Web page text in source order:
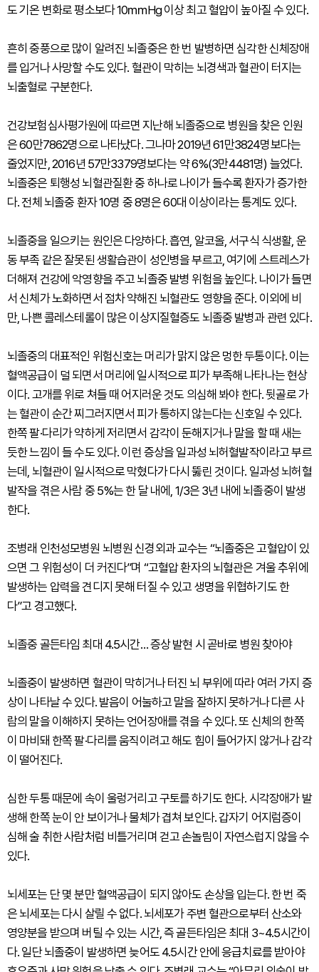
도 기온 변화로 평소보다 10㎜Hg 이상 최고 혈압이 높아질 수 있다.
흔히 중풍으로 많이 알려진 뇌졸중은 한 번 발병하면 심각한 신체장애
를 입거나 사망할 수도 있다. 혈관이 막히는 뇌경색과 혈관이 터지는
뇌출혈로 구분한다.
건강보험심사평가원에 따르면 지난해 뇌졸중으로 병원을 찾은 인원
은 60만7862명으로 나타났다. 그나마 2019년 61만3824명보다는
줄었지만, 2016년 57만3379명보다는 약 6%(3만4481명) 늘었다.
뇌졸중은 퇴행성 뇌혈관질환 중 하나로 나이가 들수록 환자가 증가한
다. 전체 뇌졸중 환자 10명 중 8명은 60대 이상이라는 통계도 있다.
뇌졸중을 일으키는 원인은 다양하다. 흡연, 알코올, 서구식 식생활, 운
동 부족 같은 잘못된 생활습관이 성인병을 부르고, 여기에 스트레스가
더해져 건강에 악영향을 주고 뇌졸중 발병 위험을 높인다. 나이가 들면
서 신체가 노화하면서 점차 약해진 뇌혈관도 영향을 준다. 이외에 비
만, 나쁜 콜레스테롤이 많은 이상지질혈증도 뇌졸중 발병과 관련 있다.
뇌졸중의 대표적인 위험신호는 머리가 맑지 않은 멍한 두통이다. 이는
혈액공급이 덜 되면서 머리에 일시적으로 피가 부족해 나타나는 현상
이다. 고개를 위로 쳐들 때 어지러운 것도 의심해 봐야 한다. 뒷골로 가
는 혈관이 순간 찌그러지면서 피가 통하지 않는다는 신호일 수 있다.
한쪽 팔·다리가 약하게 저리면서 감각이 둔해지거나 말을 할 때 새는
듯한 느낌이 들 수도 있다. 이런 증상을 일과성 뇌허혈발작이라고 부르
는데, 뇌혈관이 일시적으로 막혔다가 다시 뚫린 것이다. 일과성 뇌허혈
발작을 겪은 사람 중 5%는 한 달 내에, 1/3은 3년 내에 뇌졸중이 발생
한다.
조병래 인천성모병원 뇌병원 신경외과 교수는 “뇌졸중은 고혈압이 있
으면 그 위험성이 더 커진다”며 “고혈압 환자의 뇌혈관은 겨울 추위에
발생하는 압력을 견디지 못해 터질 수 있고 생명을 위협하기도 한
다”고 경고했다.
뇌졸중 골든타임 최대 4.5시간… 증상 발현 시 곧바로 병원 찾아야
뇌졸중이 발생하면 혈관이 막히거나 터진 뇌 부위에 따라 여러 가지 증
상이 나타날 수 있다. 발음이 어눌하고 말을 잘하지 못하거나 다른 사
람의 말을 이해하지 못하는 언어장애를 겪을 수 있다. 또 신체의 한쪽
이 마비돼 한쪽 팔·다리를 움직이려고 해도 힘이 들어가지 않거나 감각
이 떨어진다.
심한 두통 때문에 속이 울렁거리고 구토를 하기도 한다. 시각장애가 발
생해 한쪽 눈이 안 보이거나 물체가 겹쳐 보인다. 갑자기 어지럼증이
심해 술 취한 사람처럼 비틀거리며 걷고 손놀림이 자연스럽지 않을 수
있다.
뇌세포는 단 몇 분만 혈액공급이 되지 않아도 손상을 입는다. 한 번 죽
은 뇌세포는 다시 살릴 수 없다. 뇌세포가 주변 혈관으로부터 산소와
영양분을 받으며 버틸 수 있는 시간, 즉 골든타임은 최대 3~4.5시간이
다. 일단 뇌졸중이 발생하면 늦어도 4.5시간 안에 응급치료를 받아야